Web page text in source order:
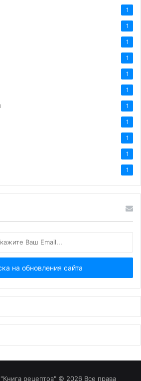
1
1
1
1
1
1
1
1
1
1
1
рецептов" © 2026 Все права